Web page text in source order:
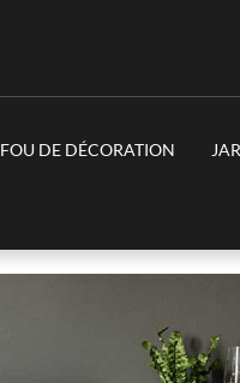
FOU DE DÉCORATION